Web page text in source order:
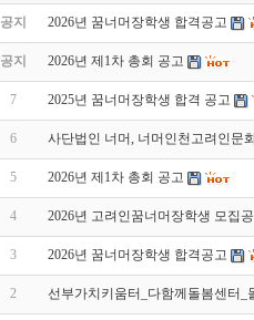
공지 2026년 꿈너머장학생 합격공고
공지 2026년 제1차 총회 공고
7 2025년 꿈너머장학생 합격 공고
6 사단법인 너머, 너머인천고려인문
5 2026년 제1차 총회 공고
4 2026년 고려인꿈너머장학생 모집
3 2026년 꿈너머장학생 합격공고
2 선부가치키움터_다함께돌봄센터_